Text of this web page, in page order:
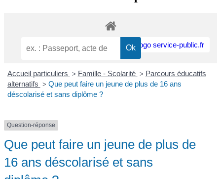
Accueil particuliers > Famille - Scolarité > Parcours éducatifs
alternatifs > Que peut faire un jeune de plus de 16 ans
déscolarisé et sans diplôme ?
Question-réponse
Que peut faire un jeune de plus de
16 ans déscolarisé et sans